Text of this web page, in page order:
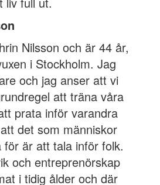
Nilsson och är 44 år,
i Stockholm. Jag
och jag anser att vi
att träna våra
prata inför varandra
det som människor
för är att tala inför folk.
och entreprenörskap
i tidig ålder och där